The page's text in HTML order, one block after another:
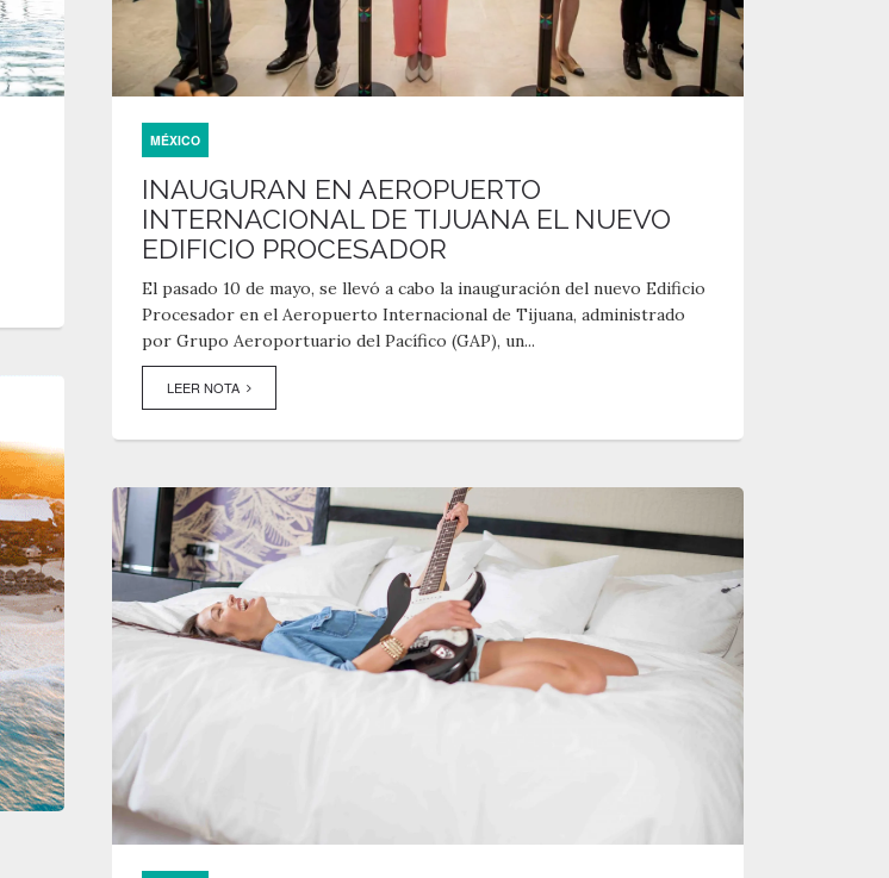
MÉXICO
INAUGURAN EN AEROPUERTO
INTERNACIONAL DE TIJUANA EL NUEVO
EDIFICIO PROCESADOR
El pasado 10 de mayo, se llevó a cabo la inauguración del nuevo Edificio
Procesador en el Aeropuerto Internacional de Tijuana, administrado
por Grupo Aeroportuario del Pacífico (GAP), un...
LEER NOTA